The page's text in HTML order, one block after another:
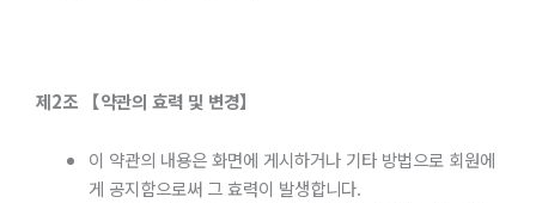
제2조 【약관의 효력 및 변경】
이 약관의 내용은 화면에 게시하거나 기타 방법으로 회원에
게 공지함으로써 그 효력이 발생합니다.